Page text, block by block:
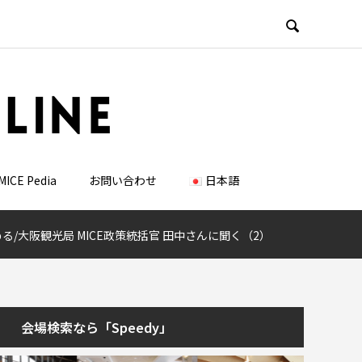

Pedia お問い合わせ 日本語
大阪観光局 MICE政策統括官 田中さんに聞く（2）
会場検索なら「Speedy」